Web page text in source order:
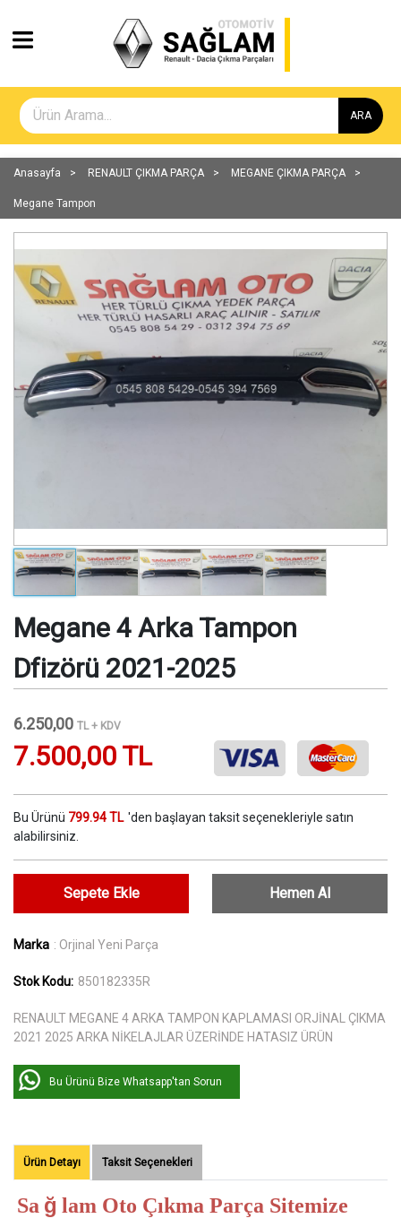
ARA
Anasayfa RENAULT ÇIKMA PARÇA MEGANE ÇIKMA PARÇA
Megane Tampon
Megane 4 Arka Tampon
Dfizörü 2021-2025
6.250,00 TL + KDV
7.500,00 TL
Bu Ürünü 799.94 TL 'den başlayan taksit seçenekleriyle satın
alabilirsiniz.
Sepete Ekle Hemen Al
Marka : Orjinal Yeni Parça
Stok Kodu: 850182335R
RENAULT MEGANE 4 ARKA TAMPON KAPLAMASI ORJİNAL ÇIKMA
2021 2025 ARKA NİKELAJLAR ÜZERİNDE HATASIZ ÜRÜN
Bu Ürünü Bize Whatsapp'tan Sorun
Ürün Detayı Taksit Seçenekleri
Sa ğ lam Oto Çıkma Parça Sitemize